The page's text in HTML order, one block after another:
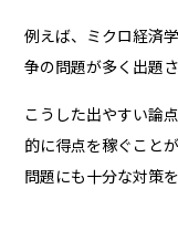
例えば、ミクロ経済
争の問題が多く出題
こうした出やすい論
的に得点を稼ぐこと
問題にも十分な対策